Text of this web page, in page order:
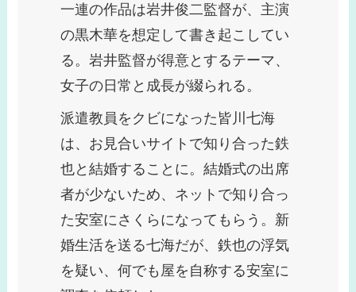
一連の作品は岩井俊二監督が、主演
の黒木華を想定して書き起こしてい
る。岩井監督が得意とするテーマ、
女子の日常と成長が綴られる。
派遣教員をクビになった皆川七海
は、お見合いサイトで知り合った鉄
也と結婚することに。結婚式の出席
者が少ないため、ネットで知り合っ
た安室にさくらになってもらう。新
婚生活を送る七海だが、鉄也の浮気
を疑い、何でも屋を自称する安室に